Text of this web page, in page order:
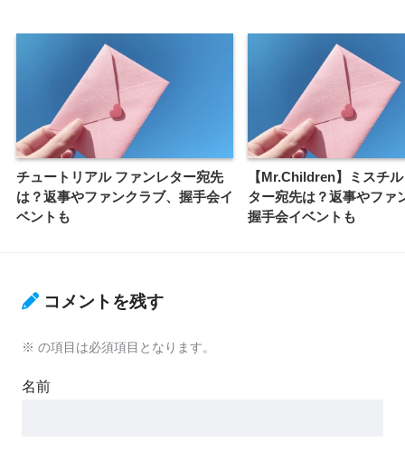
チュートリアル ファンレター宛先
は？返事やファンクラブ、握手会イ
ベントも
【Mr.Children】ミスチ
ター宛先は？返事やファ
握手会イベントも
コメントを残す
※ の項目は必須項目となります。
名前